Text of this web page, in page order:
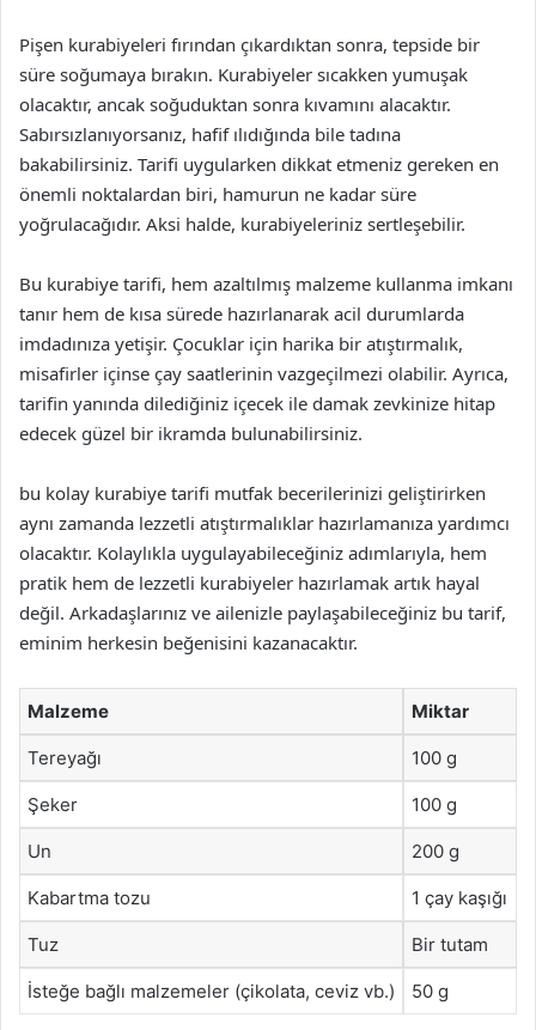
Pişen kurabiyeleri fırından çıkardıktan sonra, tepside bir
süre soğumaya bırakın. Kurabiyeler sıcakken yumuşak
olacaktır, ancak soğuduktan sonra kıvamını alacaktır.
Sabırsızlanıyorsanız, hafif ılıdığında bile tadına
bakabilirsiniz. Tarifi uygularken dikkat etmeniz gereken en
önemli noktalardan biri, hamurun ne kadar süre
yoğrulacağıdır. Aksi halde, kurabiyeleriniz sertleşebilir.
Bu kurabiye tarifi, hem azaltılmış malzeme kullanma imkanı
tanır hem de kısa sürede hazırlanarak acil durumlarda
imdadınıza yetişir. Çocuklar için harika bir atıştırmalık,
misafirler içinse çay saatlerinin vazgeçilmezi olabilir. Ayrıca,
tarifin yanında dilediğiniz içecek ile damak zevkinize hitap
edecek güzel bir ikramda bulunabilirsiniz.
bu kolay kurabiye tarifi mutfak becerilerinizi geliştirirken
aynı zamanda lezzetli atıştırmalıklar hazırlamanıza yardımcı
olacaktır. Kolaylıkla uygulayabileceğiniz adımlarıyla, hem
pratik hem de lezzetli kurabiyeler hazırlamak artık hayal
değil. Arkadaşlarınız ve ailenizle paylaşabileceğiniz bu tarif,
eminim herkesin beğenisini kazanacaktır.
Malzeme Miktar
Tereyağı 100 g
Şeker 100 g
Un 200 g
Kabartma tozu 1 çay kaşığı
Tuz Bir tutam
İsteğe bağlı malzemeler (çikolata, ceviz vb.) 50 g